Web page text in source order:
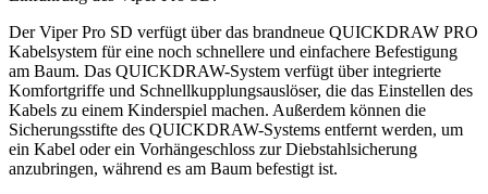
Der Viper Pro SD verfügt über das brandneue QUICKDRAW PRO
Kabelsystem für eine noch schnellere und einfachere Befestigung
am Baum. Das QUICKDRAW-System verfügt über integrierte
Komfortgriffe und Schnellkupplungsauslöser, die das Einstellen des
Kabels zu einem Kinderspiel machen. Außerdem können die
Sicherungsstifte des QUICKDRAW-Systems entfernt werden, um
ein Kabel oder ein Vorhängeschloss zur Diebstahlsicherung
anzubringen, während es am Baum befestigt ist.